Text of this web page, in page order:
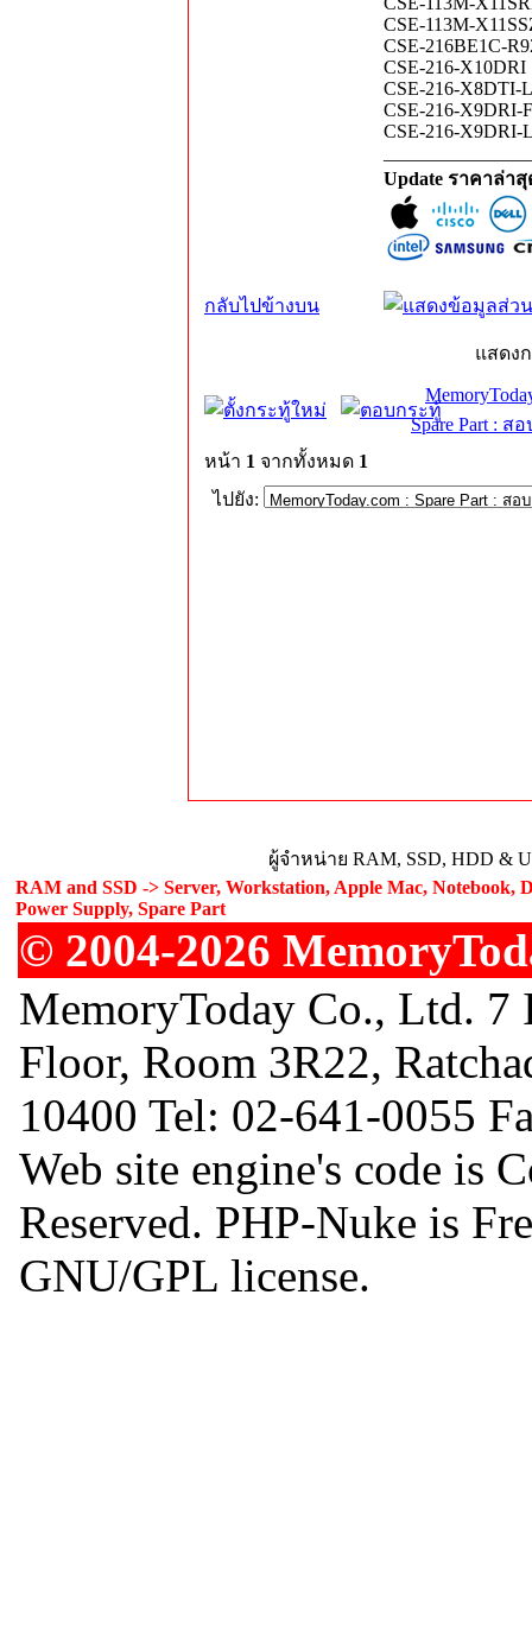
CSE-113M-
CSE-216BE1C-
CSE-216-X10DRI
CSE-216-X8DTI-
CSE-216-X9DRI-
CSE-216-X9DRI-
Update ราคาล่า
กลับไปข้างบน
แสดง
Spare Part : ส
หน้า 1 จากทั้งหมด 1
ไปยัง:
ผู้จำหน่าย RAM, SSD, HDD &
RAM and SSD -> Server, Workstation, Apple Mac, Notebook,
Power Supply, Spare Part
© 2004-2026
MemoryToday Co., Ltd.
Floor, Room 3R22,
10400 Tel: 02-641-0055
Web site engine's code is
Reserved. PHP-Nuke is
GNU/GPL license.